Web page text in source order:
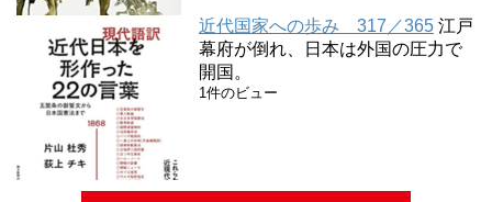
近代国家への歩み 317／365 江戸
幕府が倒れ、日本は外国の圧力で
開国。
1件のビュー